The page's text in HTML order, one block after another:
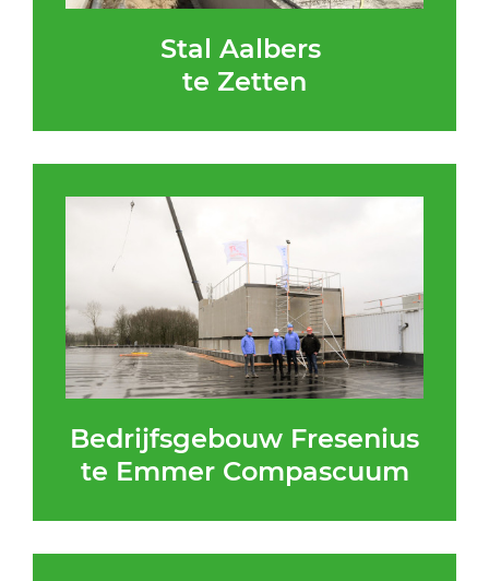
Stal Aalbers
te Zetten
Bedrijfsgebouw Fresenius
te Emmer Compascuum